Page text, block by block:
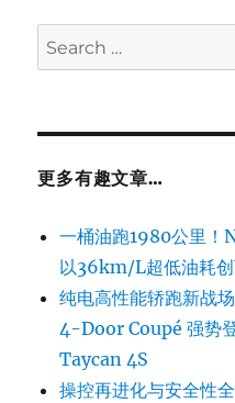
Search
for:
更多有趣文章…
一桶油跑1980公里
以36km/L超低油耗
纯电高性能轿跑新战
4-Door Coupé 强势
Taycan 4S
操控再进化与安全性